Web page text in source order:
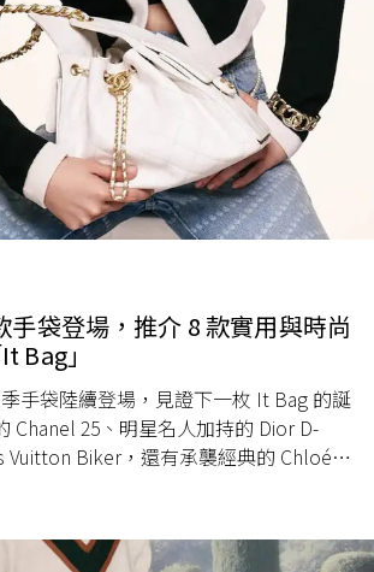
手袋登場，推介 8 款實用與時尚
Bag」
手袋陸續登場，見證下一枚 It Bag 的誕
Chanel 25、明星名人加持的 Dior D-
Vuitton Biker，還有承襲經典的 Chloé